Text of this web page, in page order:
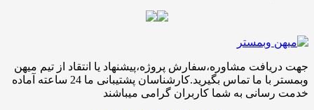
جهت دریافت مشاوره،سفارش پروژه،پیشنهاد یا انتقاد از تیم میهن
وبمستر با ما تماس بگیرید.کارشناسان پشتیبانی ما 24 ساعته آماده
خدمت رسانی به شما کاربران گرامی میباشند